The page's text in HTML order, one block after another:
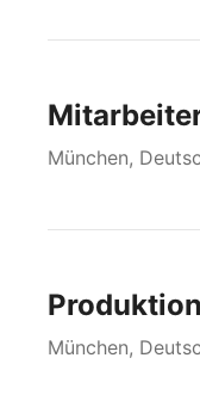
München,
München,